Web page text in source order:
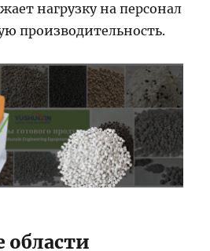
нагрузку на персонал
производительность.
области